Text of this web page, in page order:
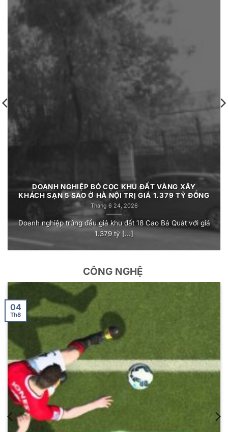
DOANH NGHIỆP BỎ CỌC KHU ĐẤT VÀNG XÂY
KHÁCH SẠN 5 SAO Ở HÀ NỘI TRỊ GIÁ 1.379 TỶ ĐỒNG
Tháng 6 24, 2026
Doanh nghiệp trúng đấu giá khu đất 18 Cao Bá Quát với giá
1.379 tỷ [...]
CÔNG NGHỆ
04
Th8